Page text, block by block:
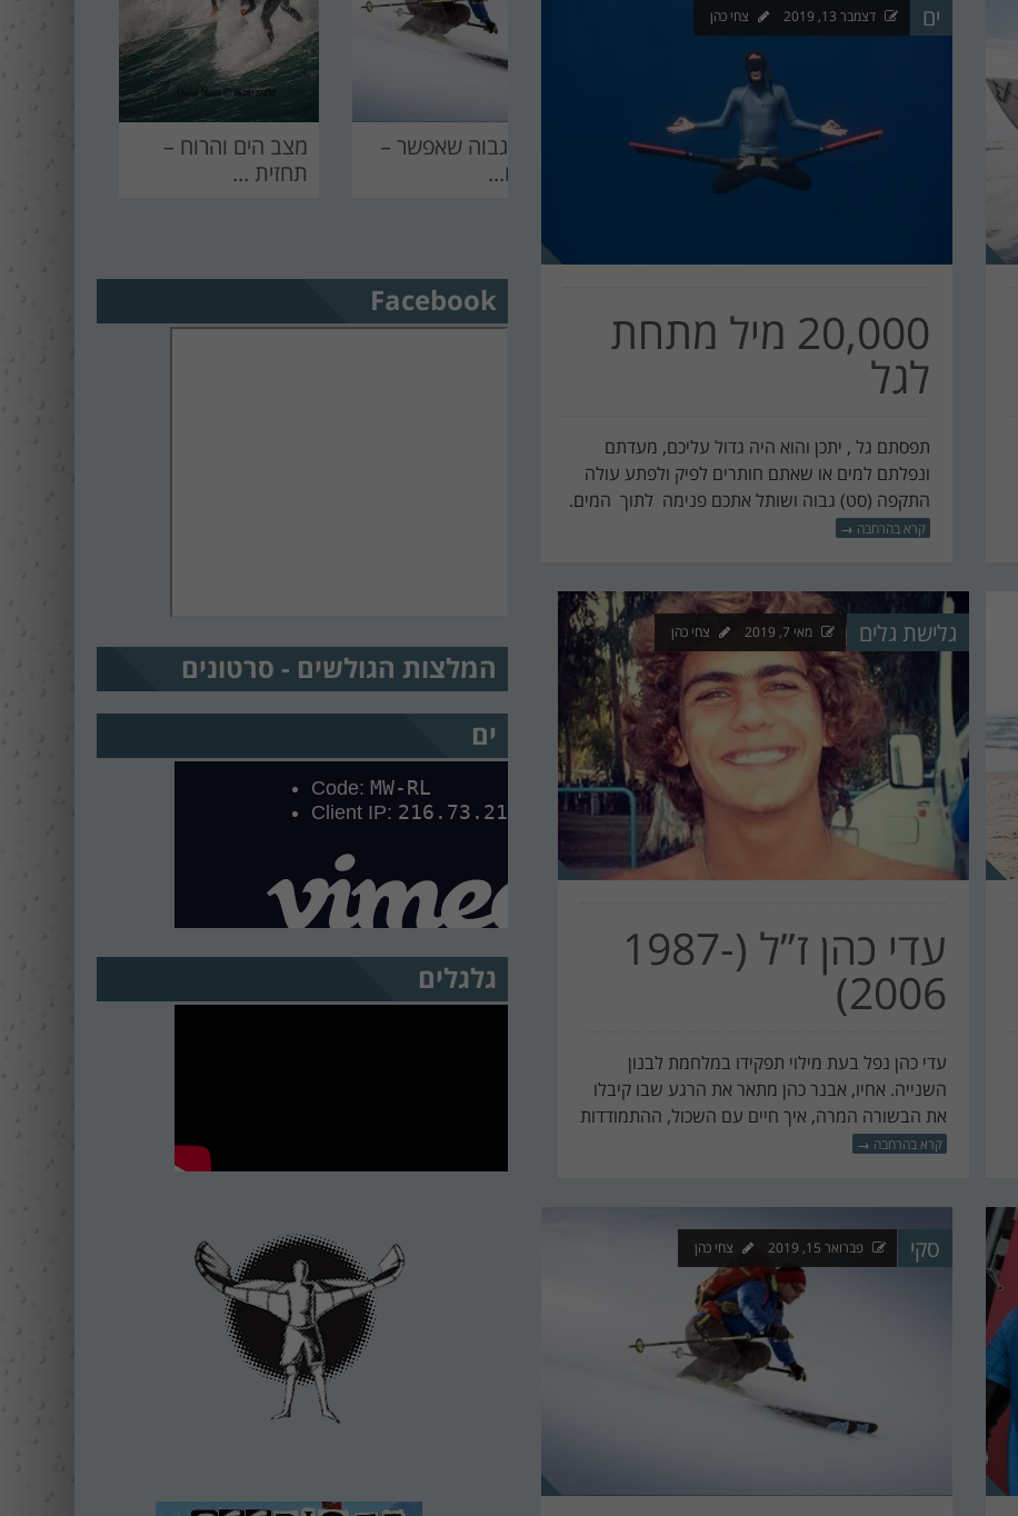
ים דצמבר 13, 2019 צחי כהן
20,000 מיל מתחת
לגל
תפסתם גל , יתכן והוא היה גדול עליכם, מעדתם
ונפלתם למים או שאתם חותרים לפיק ולפתע עולה
התקפה (סט) גבוה ושותל אתכם פנימה לתוך המים.
קרא בהרחבה →
גלישת גלים מאי 7, 2019 צחי כהן
עדי כהן ז”ל (1987-
2006)
עדי כהן נפל בעת מילוי תפקידו במלחמת לבנון
השנייה. אחיו, אבנר כהן מתאר את הרגע שבו קיבלו
את הבשורה המרה, איך חיים עם השכול, ההתמודדות
קרא בהרחבה →
סקי פברואר 15, 2019 צחי כהן
KITESURF
CHALLENGE
מצב הים והרוח –
תחזית ...
הכי גבוה שאפשר –
לגלו...
מצב הים והרוח –
תחזית ...
Facebook
המלצות הגולשים - סרטונים
ים
גלגלים